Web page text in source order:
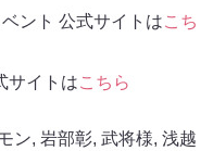
ント 公式サイトはこち
サイトはこちら
ン, 岩部彰, 武将様, 浅越